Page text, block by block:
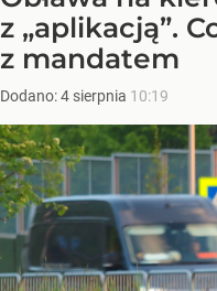
z „aplikacją”.
z mandatem
Dodano:4 sierpnia 10:19